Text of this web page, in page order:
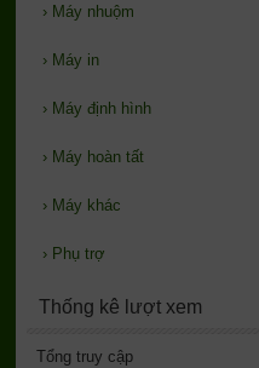
› Máy nhuộm
› Máy in
› Máy định hình
› Máy hoàn tất
› Máy khác
› Phụ trợ
Thống kê lượt xem
Tổng truy cập